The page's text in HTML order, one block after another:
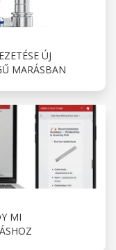
ÚJ
MARÁSBAN
MI